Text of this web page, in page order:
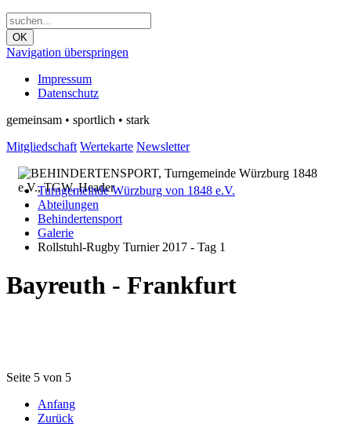
OK
Navigation überspringen
Impressum
Datenschutz
gemeinsam • sportlich • stark
Mitgliedschaft Wertekarte Newsletter
Turngemeinde Würzburg von 1848 e.V.
Abteilungen
Behindertensport
Galerie
Rollstuhl-Rugby Turnier 2017 - Tag 1
Bayreuth - Frankfurt
Seite 5 von 5
Anfang
Zurück